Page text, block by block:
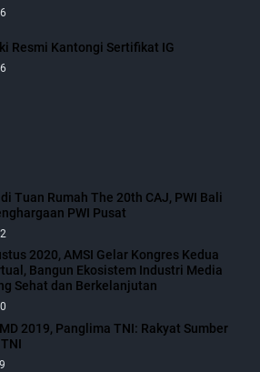
Resmi Kantongi Sertifikat IG
Tuan Rumah The 20th CAJ, PWI Bali
PWI Pusat
2020, AMSI Gelar Kongres Kedua
Bangun Ekosistem Industri Media
Sehat dan Berkelanjutan
2019, Panglima TNI: Rakyat Sumber